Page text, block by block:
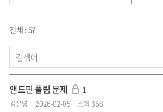
전체 : 57
앤드핀 풀림 문제 1
김운영 2026-02-05 조회 358